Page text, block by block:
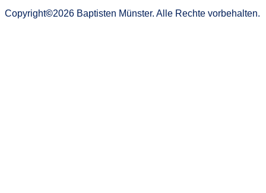
Copyright©2026 Baptisten Münster. Alle Rechte vorbehalten.